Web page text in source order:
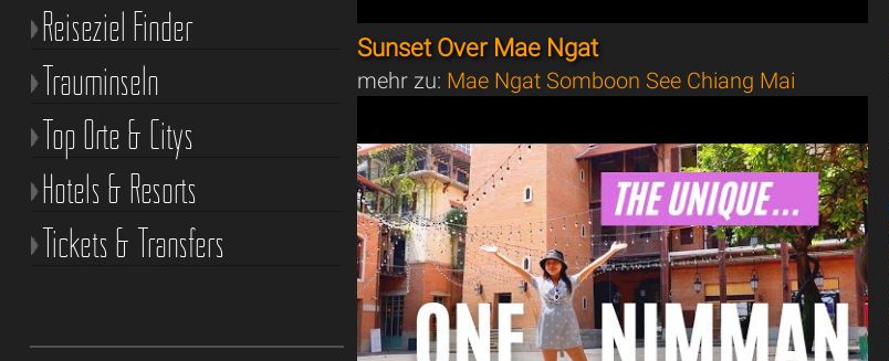
Sunset Over Mae Ngat
mehr zu: Mae Ngat Somboon See Chiang Mai
Reiseziel Finder
Trauminseln
Top Orte & Citys
Hotels & Resorts
Tickets & Transfers